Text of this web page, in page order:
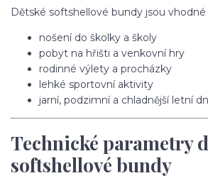
Dětské softshellové bundy jsou vhodné
nošení do školky a školy
pobyt na hřišti a venkovní hry
rodinné výlety a procházky
lehké sportovní aktivity
jarní, podzimní a chladnější letní
Technické parametry
softshellové bundy